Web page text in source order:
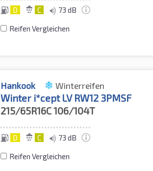
D C 73 dB
Reifen Vergleichen
Hankook Winterreifen
Winter i*cept LV RW12 3PMSF
215/65R16C106/104T
D C 73 dB
Reifen Vergleichen